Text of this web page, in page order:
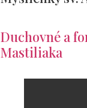
Duchovné a
Mastiliaka